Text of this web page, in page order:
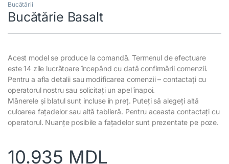
Bucătării
Bucătărie Basalt
Acest model se produce la comandă. Termenul de efectuare
este 14 zile lucrătoare începând cu dată confirmării comenzii.
Pentru a afla detalii sau modificarea comenzii – contactați cu
operatorul nostru sau solicitați un apel înapoi.
Mânerele și blatul sunt incluse în preț. Puteți să alegeți altă
culoarea fațadelor sau altă tablieră. Pentru aceasta contactați cu
operatorul. Nuanțe posibile a fațadelor sunt prezentate pe poze.
10.935 MDL